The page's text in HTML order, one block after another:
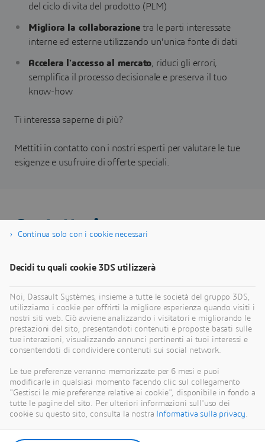
del ciclo di vita del prodotto (PLM)
Migliora la collaborazionetra le parti interessate
interne ed esterne utilizzando un'unica fonte di dati
Accelera l'accesso al mercato, riduci gli errori,
semplifica il processo decisionale e preserva il tuo
know-how
Ti interessa saperne di più?
Mettiti in contatto con i nostri esperti per valutare le tue
esigenze e usufruire di offerte speciali.
Contattaci
Continua solo con i cookie necessari
Decidi tu quali cookie 3DS utilizzerà
Noi, Dassault Systèmes, insieme a tutte le società del gruppo 3DS,
utilizziamo i cookie per offrirti la migliore esperienza quando visiti i
nostri siti web. Ciò avviene analizzando i visitatori e migliorando le
prestazioni del sito, presentandoti contenuti e proposte basati sulle
tue interazioni, visualizzando annunci pertinenti ai tuoi interessi e
consentendoti di condividere contenuti sui social network.
Le tue preferenze verranno memorizzate per 6 mesi e puoi
modificarle in qualsiasi momento facendo clic sul collegamento
"Gestisci le mie preferenze relative ai cookie", disponibile in fondo a
tutte le pagine del sito. Per ulteriori informazioni sull'uso dei
cookie su questo sito, consulta la nostra
Informativa sulla privacy.